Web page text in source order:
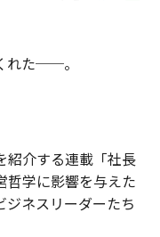
れた──。
紹介する連載「社長
哲学に影響を与えた
ネスリーダーたち